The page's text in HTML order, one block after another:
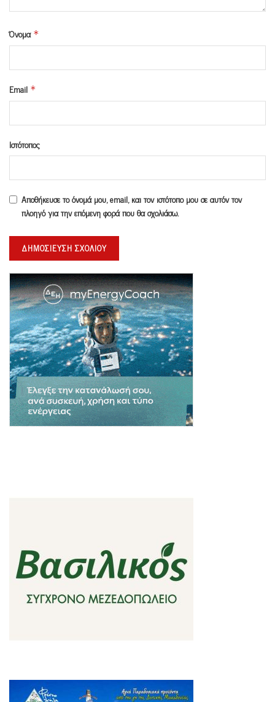
Όνομα *
Email *
Ιστότοπος
Αποθήκευσε το όνομά μου, email, και τον ιστότοπο μου σε αυτόν τον
πλοηγό για την επόμενη φορά που θα σχολιάσω.